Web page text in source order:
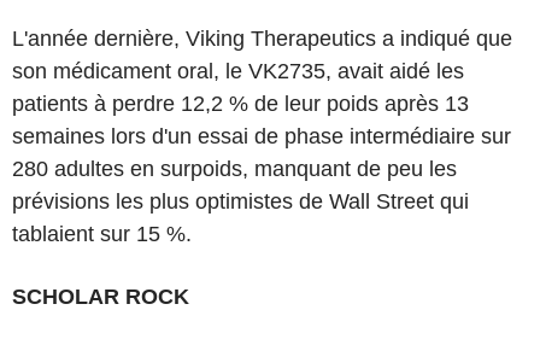
L'année dernière, Viking Therapeutics a indiqué que
son médicament oral, le VK2735, avait aidé les
patients à perdre 12,2 % de leur poids après 13
semaines lors d'un essai de phase intermédiaire sur
280 adultes en surpoids, manquant de peu les
prévisions les plus optimistes de Wall Street qui
tablaient sur 15 %.
SCHOLAR ROCK